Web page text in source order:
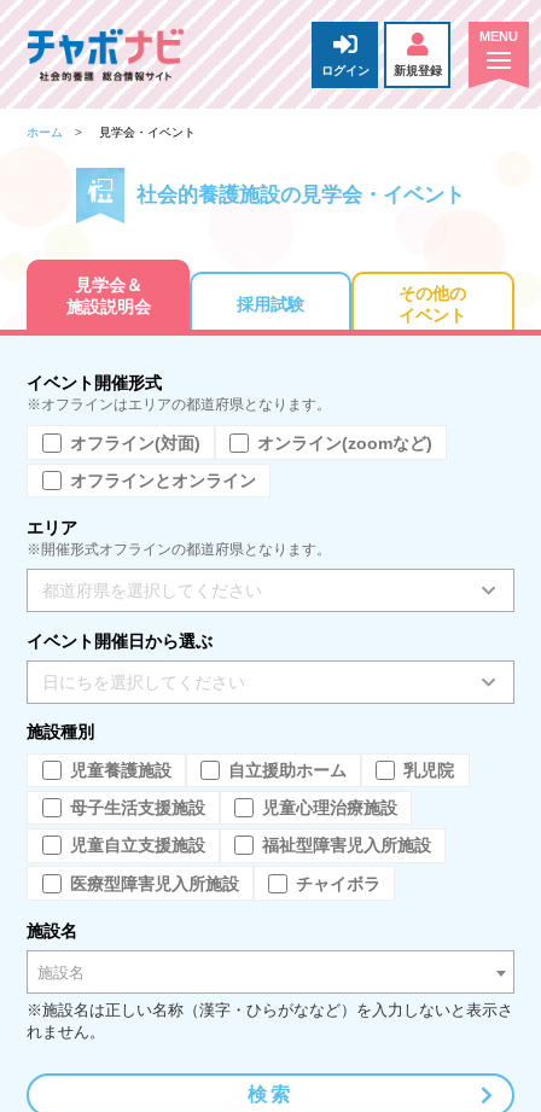
ログイン 新規登録
ホーム 見学会・イベント
社会的養護施設の見学会・イベント
見学会＆
施設説明会
採用試験
その他の
イベント
イベント開催形式
※オフラインはエリアの都道府県となります。
オフライン(対面)
オンライン(zoomなど)
オフラインとオンライン
エリア
※開催形式オフラインの都道府県となります。
都道府県を選択してください
イベント開催日から選ぶ
日にちを選択してください
施設種別
児童養護施設
自立援助ホーム
乳児院
母子生活支援施設
児童心理治療施設
児童自立支援施設
福祉型障害児入所施設
医療型障害児入所施設
チャイボラ
施設名
施設名
※施設名は正しい名称（漢字・ひらがななど）を入力しないと表示さ
れません。
検索